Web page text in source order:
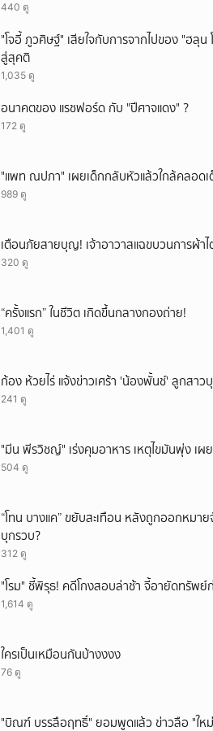
440 ดู
"โจอี้ ภูวศิษฐ์" เสียใจกับการจากไปของ "ฮลุ
สู่สุคติ
1,035 ดู
อนาคตของ แรชฟอร์ด กับ "ปีศาจแดง" ?
172 ดู
"แพท ณปภา" เผยเด็กกลับหัวแล้วใกล้คลอด
989 ดู
เตือนภัยสายบุญ! เจ้าอาวาสแฉขบวนการผ้า
320 ดู
“ครั้งแรก” ในชีวิต เกิดขึ้นกลางกองถ่าย!
1,401 ดู
ก้อง ห้วยไร่ แจ้งข่าวเศร้า 'น้องพั้นช์' ลูกสา
241 ดู
"มีน พีรวิชญ์" เร่งคุมอาหาร เหตุไขมันพุ่ง เผ
504 ดู
“โทน บางแค” ขยับสะเทือน หลังถูกออกหม
บุกรวบ?
312 ดู
"โรม" ชี้พิรุธ! คดีโกงสอบล่าช้า จี้อายัดทรัพ
1,614 ดู
ใครเป็นเหมือนกันบ้างงงง
76 ดู
"บิณฑ์ บรรลือฤทธิ์" ยอมพูดแล้ว ข่าวลือ "ให